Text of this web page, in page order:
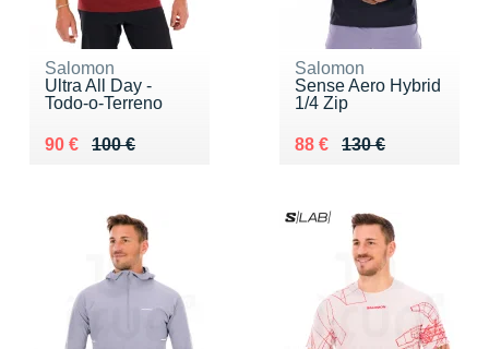
Salomon
Ultra All Day -
Todo-o-Terreno
100 €
Au lieu de 100 €
90 €
Vendu 90 €
Salomon
Sense Aero Hybrid
1/4 Zip
130 €
Au lieu de 130 €
88 €
Vendu 88 €